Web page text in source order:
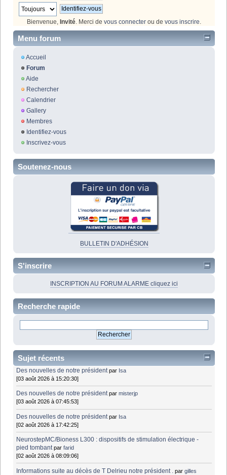
Bienvenue, Invité. Merci de vous connecter ou de vous inscrire.
Menu forum
Accueil
Forum
Aide
Rechercher
Calendrier
Gallery
Membres
Identifiez-vous
Inscrivez-vous
Soutenez-nous
BULLETIN D'ADHÉSION
S'inscrire
INSCRIPTION AU FORUM ALARME cliquez ici
Recherche rapide
Sujet récents
Des nouvelles de notre président par Isa
[03 août 2026 à 15:20:30]
Des nouvelles de notre président parmisterjp
[03 août 2026 à 07:45:53]
Des nouvelles de notre président par Isa
[02 août 2026 à 17:42:25]
NeurostepMC/Bioness L300 : dispositifs de stimulation électrique -
pied tombant parfarid
[02 août 2026 à 08:09:06]
Informations suite au décès de T Delrieu notre président . pargilles